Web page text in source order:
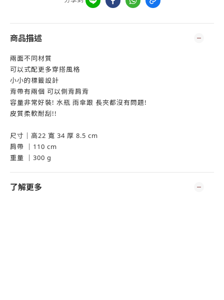
商品描述
兩面不同材質
可以式配更多穿搭風格
小小的標籤設計
背帶有兩個 可以側背肩背
容量非常好裝! 水瓶 雨傘跟 長夾都沒有問題!
皮質柔軟耐刮!!
尺寸｜高22 寬 34 厚 8.5 cm
肩帶 ｜110 cm
重量 ｜300 g
了解更多